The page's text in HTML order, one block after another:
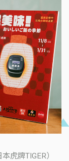
虎牌TIGER）